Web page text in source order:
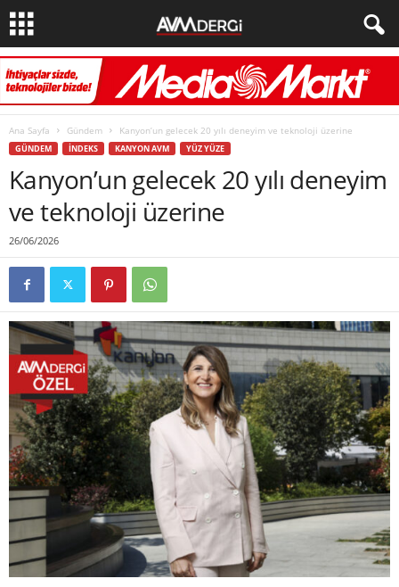
Ana Sayfa Gündem Kanyon’un gelecek 20 yılı deneyim ve teknoloji üzerine
GÜNDEM İNDEKS KANYON AVM YÜZ YÜZE
Kanyon’un gelecek 20 yılı deneyim
ve teknoloji üzerine
26/06/2026